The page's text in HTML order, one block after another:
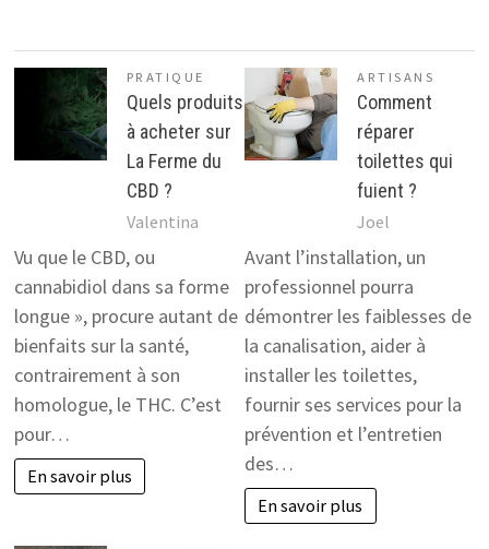
PRATIQUE
Quels produits
à acheter sur
La Ferme du
CBD ?
Valentina
Vu que le CBD, ou
cannabidiol dans sa forme
longue », procure autant de
bienfaits sur la santé,
contrairement à son
homologue, le THC. C’est
pour…
En savoir plus
ARTISANS
Comment
réparer
toilettes qui
fuient ?
Joel
Avant l’installation, un
professionnel pourra
démontrer les faiblesses de
la canalisation, aider à
installer les toilettes,
fournir ses services pour la
prévention et l’entretien
des…
En savoir plus